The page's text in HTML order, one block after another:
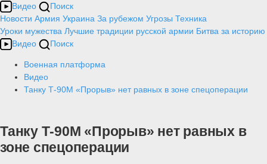
Видео
Поиск
Новости Армия Украина За рубежом Угрозы Техника
Уроки мужества Лучшие традиции русской армии Битва за историю
Видео
Поиск
Военная платформа
Видео
Танку Т-90М «Прорыв» нет равных в зоне спецоперации
Танку Т-90М «Прорыв» нет равных в
зоне спецоперации